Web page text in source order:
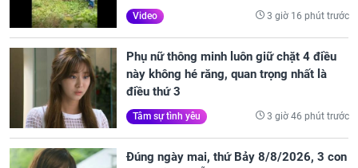
Video 3 giờ 16 phút trước
Phụ nữ thông minh luôn giữ chặt 4 điều
này không hé răng, quan trọng nhất là
điều thứ 3
Tâm sự tình yêu 3 giờ 46 phút trước
Đúng ngày mai, thứ Bảy 8/8/2026, 3 con